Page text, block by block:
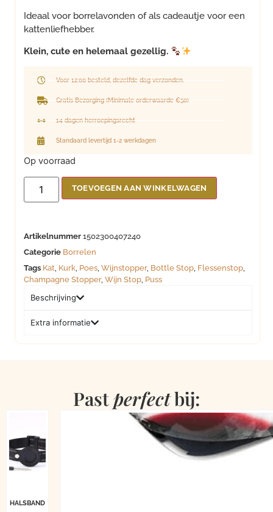
Ideaal voor borrelavonden of als cadeautje voor een
kattenliefhebber.
Klein, cute en helemaal gezellig.
Voor 12:00 besteld, dezelfde dag verzonden.
Gratis Bezorging (Minimale orderwaarde €50)
14 dagen herroepingsrecht
Standaard levertijd 1-2 werkdagen
Op voorraad
TOEVOEGEN AAN WINKELWAGEN
Artikelnummer 1502300407240
Categorie Borrelen
Tags Kat Kurk, Poes, Wijnstopper, Bottle Stop, Flessenstop,
Champagne Stopper, Wijn Stop, Puss
Beschrijving
Extra informatie
Pastperfectbij:
HALSBAND